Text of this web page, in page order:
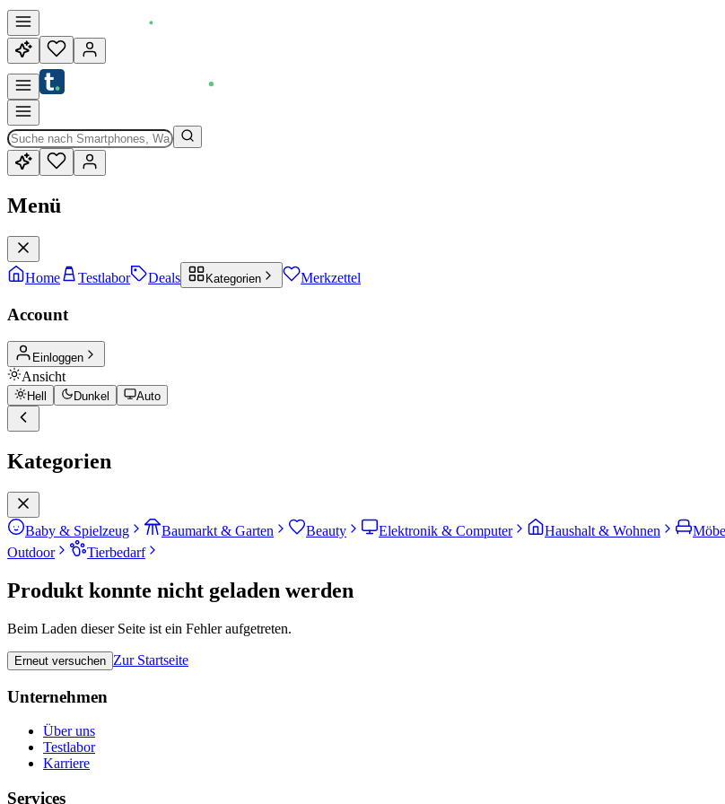
Menü
Home Testlabor Deals Kategorien Merkzettel
Account
Einloggen
Ansicht
Hell Dunkel Auto
Kategorien
Baby & Spielzeug Baumarkt & Garten Beauty Elektronik & Computer Haushalt & Wohnen
Outdoor
Tierbedarf
Produkt konnte nicht geladen werden
Beim Laden dieser Seite ist ein Fehler aufgetreten.
Erneut versuchen Zur Startseite
Unternehmen
Über uns
Testlabor
Karriere
Services